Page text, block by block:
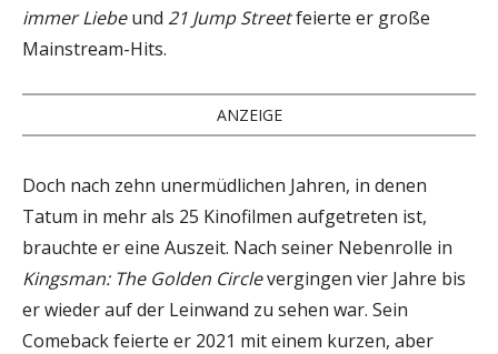
immer Liebeund 21 Jump Streetfeierte er große
Mainstream-Hits.
ANZEIGE
Doch nach zehn unermüdlichen Jahren, in denen
Tatum in mehr als 25 Kinofilmen aufgetreten ist,
brauchte er eine Auszeit. Nach seiner Nebenrolle in
Kingsman: The Golden Circlevergingen vier Jahre bis
er wieder auf der Leinwand zu sehen war. Sein
Comeback feierte er 2021 mit einem kurzen, aber